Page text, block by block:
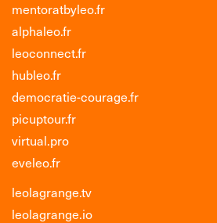
mentoratbyleo.fr
alphaleo.fr
leoconnect.fr
hubleo.fr
democratie-courage.fr
picuptour.fr
virtual.pro
eveleo.fr
leolagrange.tv
leolagrange.io